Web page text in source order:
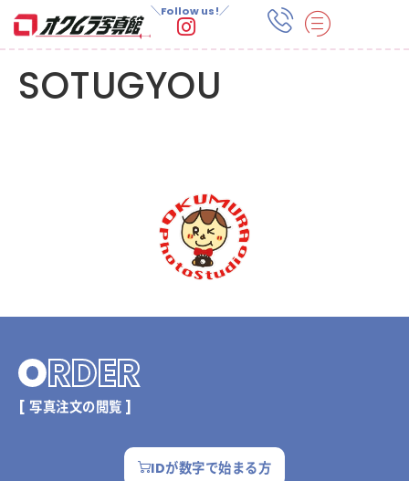
＼Follow us!／
SOTUGYOU
ORDER
[ 写真注文の閲覧 ]
IDが数字で始まる方